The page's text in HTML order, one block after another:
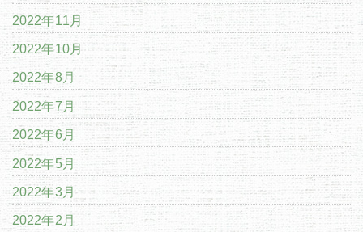
2022年11月
2022年10月
2022年8月
2022年7月
2022年6月
2022年5月
2022年3月
2022年2月